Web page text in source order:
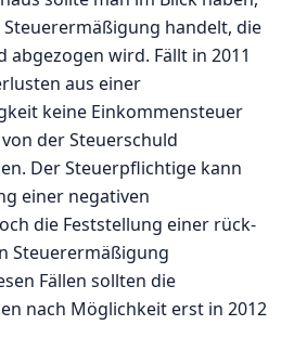
Steuerermäßigung handelt, die
abgezogen wird. Fällt in 2011
aus einer
keine Einkommensteuer
der Steuerschuld
Der Steuerpflichtige kann
einer negativen
die Feststellung einer rück-
Steuerermäßigung
Fällen sollten die
nach Möglichkeit erst in 2012